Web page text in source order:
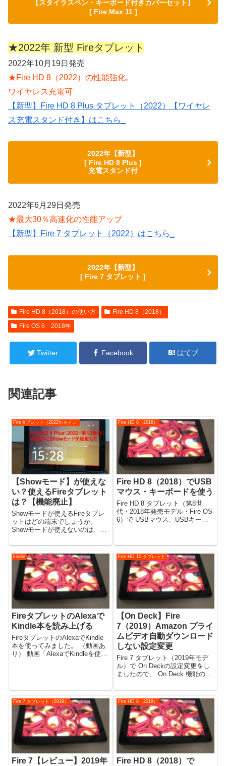
【スタイラスペン・キーボード付きカバーセット】
[ Fire Max 11 ]
★2022年 新型 Fireタブレット
2022年10月19日発売
★Fire HD 8（2022）の性能強化。
ワイヤレス充電可
【新型】Fire HD 8 Plus タブレット（2022）【ワイヤレ
ス充電スタンド付き】はこちら_
2022年【新型】
[ Fire HD 8 Plus ]
充電スタンド付
2022年6月29日発売
★最大30％高速化の性能アップ
【新型】Fire 7 タブレット（2022）はこちら_
2022年【新型】
[ Fire 7 タブレット ]
Fire HD 8（2018）の使い方
Fire HD 8（2018）
Fire OS 6 2018年
Twitter Facebook はてブ
関連記事
Fireタブレット（2022年モデル）
【Showモード】が使えな
い？使えるFireタブレット
は？【機能廃止】
Showモードが使えるFireタブレ
ットはどの端末でしょうか。
Showモードが使えないのは、
係あるかもしれません。 Fireタ
ブレットでShowモードが使えな
い？ FireタブレットでShowモー
ドが使えな...
Fire HD 8（2018）
Fire HD 8（2018）でUSB
マウス・キーボードを使う
Fire HD 8 タブレット（第8世
代・2018年発売モデル・Fire OS
6）で USBマウス、USBキーボ
り） 動画 【動画】Fire HD
kindle
FireタブレットのAlexaで
Kindle本を読み上げる
FireタブレットのAlexaでKindle
本を使ってみました。 （動画あ
り） 動画「AlexaでKindleを使っ
Fire HD 10 タブレット
【On Deck】Fire
7（2019）Amazon プライ
ムビデオ自動ダウンロード
しない設定変更
Fire 7 タブレット（2019年モデ
ル）で On Deckの設定変更をし
ましたので、 On Deck 機能の解
す。 Fire OS 6.3.1.2 で操作確認
しました。 （※第4世代～第9世
代 共通） 共通操作...
Fire 7 タブレット（2019）
Fire 7【レビュー】2019年
Fire HD 8（2018）
Fire HD 8（2018）で